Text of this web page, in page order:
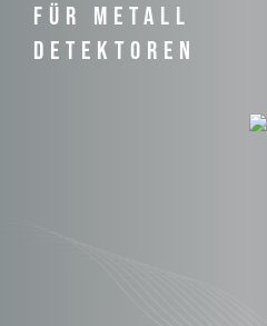
FÜR METALL ​
DETEKTOREN